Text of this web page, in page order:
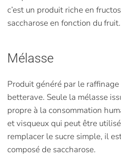
c’est un produit riche en
saccharose en fonction du fruit.
Mélasse
Produit généré par le
betterave. Seule la mélasse
propre à la consommation
et visqueux qui peut être
remplacer le sucre simple, il
composé de saccharose.